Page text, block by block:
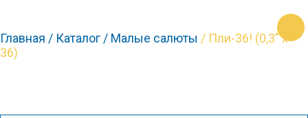
Главная / Каталог / Малые салюты / Пли-36! (0,3″ х
36)